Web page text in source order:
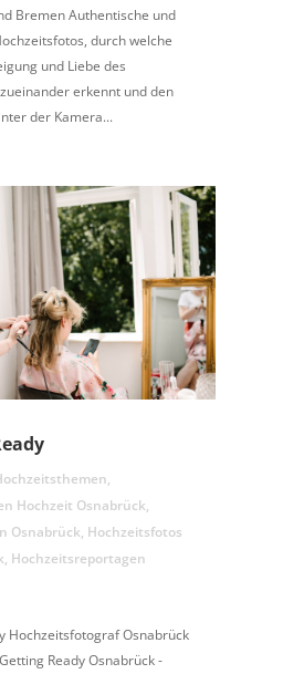
Bremen Authentische und
durch welche
und Liebe des
erkennt und den
der Kamera...
,
Hochzeit Osnabrück,
Osnabrück, Hochzeitsfotos
, Hochzeitsreportagen
Hochzeitsfotograf Osnabrück
Ready Osnabrück -